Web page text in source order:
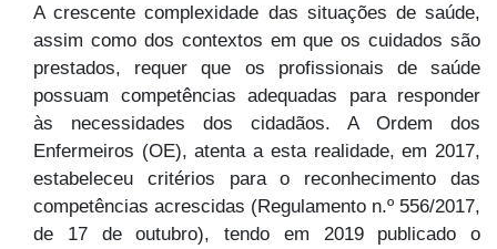
A crescente complexidade das situações de saúde,
assim como dos contextos em que os cuidados são
prestados, requer que os profissionais de saúde
possuam competências adequadas para responder
às necessidades dos cidadãos. A Ordem dos
Enfermeiros (OE), atenta a esta realidade, em 2017,
estabeleceu critérios para o reconhecimento das
competências acrescidas (Regulamento n.º 556/2017,
de 17 de outubro), tendo em 2019 publicado o